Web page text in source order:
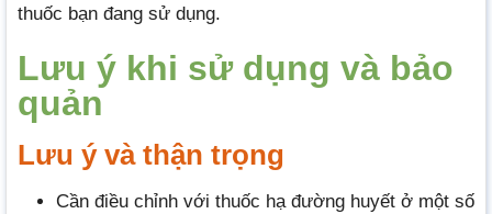
thuốc bạn đang sử dụng.
Lưu ý khi sử dụng và bảo
quản
Lưu ý và thận trọng
Cần điều chỉnh với thuốc hạ đường huyết ở một số